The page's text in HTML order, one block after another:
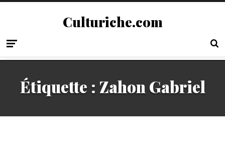
Culturiche.com
Étiquette : Zahon Gabriel